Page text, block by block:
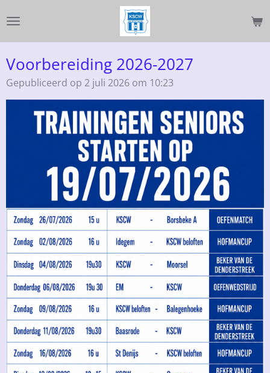
direct
naar
hoofdinhoud
Voorbereiding 2026-2027
Gepubliceerd op 2 juli 2026 om 10:23